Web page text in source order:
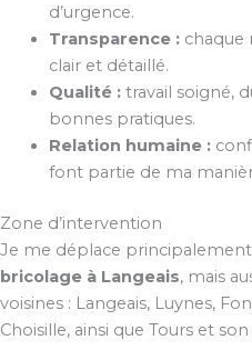
d’urgence.
Transparence :chaque
clair et détaillé.
Qualité :travail soigné,
bonnes pratiques.
Relation humaine :
font partie de ma
Zone d’intervention
Je me déplace
bricolage à Langeais, mais
voisines : Langeais, Luynes,
Choisille, ainsi que Tours et